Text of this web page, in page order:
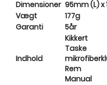
Dimensioner 95mm (L) x
Vægt
177g
Garanti
5år
Indhold
Kikkert
Taske
Rem
Manual